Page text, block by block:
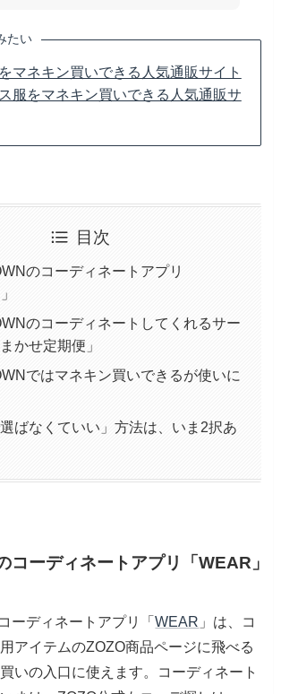
たい
マネキン買いできる人気通販サイト
服をマネキン買いできる人気通販サ
目次
のコーディネートアプリ
のコーディネートしてくれるサー
かせ定期便」
ではマネキン買いできるが使いに
選ばなくていい」方法は、いま2択あ
コーディネートアプリ「WEAR」
ーディネートアプリ「WEAR 」は、コ
アイテムのZOZO商品ページに飛べる
いの入口に使えます。コーディネート